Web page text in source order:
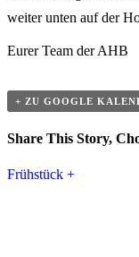
weiter unten auf der
Eurer Team der AHB
+ ZU GOOGLE
Share This Story,
Facebook
Twitter
Linkedin
Reddit
Tumblr
Google+
Pinterest
Vk
Email
Veranstaltung
Frühstück +